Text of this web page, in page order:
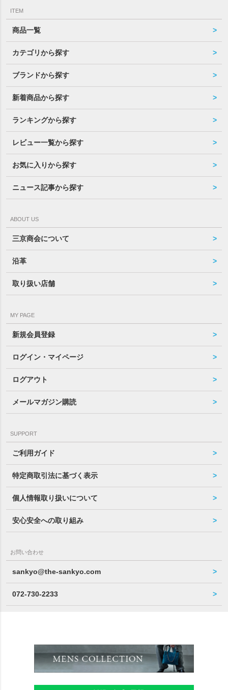
ITEM
商品一覧
カテゴリから探す
ブランドから探す
新着商品から探す
ランキングから探す
レビュー一覧から探す
お気に入りから探す
ニュース記事から探す
ABOUT US
三京商会について
沿革
取り扱い店舗
MY PAGE
新規会員登録
ログイン・マイページ
ログアウト
メールマガジン購読
SUPPORT
ご利用ガイド
特定商取引法に基づく表示
個人情報取り扱いについて
安心安全への取り組み
お問い合わせ
sankyo@the-sankyo.com
072-730-2233